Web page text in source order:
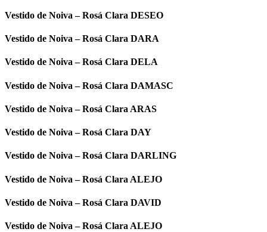
Vestido de Noiva – Rosá Clara DESEO
Vestido de Noiva – Rosá Clara DARA
Vestido de Noiva – Rosá Clara DELA
Vestido de Noiva – Rosá Clara DAMASC
Vestido de Noiva – Rosá Clara ARAS
Vestido de Noiva – Rosá Clara DAY
Vestido de Noiva – Rosá Clara DARLING
Vestido de Noiva – Rosá Clara ALEJO
Vestido de Noiva – Rosá Clara DAVID
Vestido de Noiva – Rosá Clara ALEJO